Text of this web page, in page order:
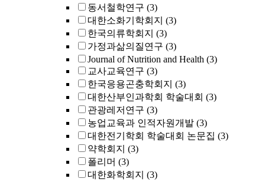
동서철학연구 (3)
대한소화기학회지 (3)
한국의류학회지 (3)
가정과삶의질연구 (3)
Journal of Nutrition and Health (3)
교사교육연구 (3)
한국응용곤충학회지 (3)
대한산부인과학회 학술대회 (3)
관광레저연구 (3)
농업교육과 인적자원개발 (3)
대한전기학회 학술대회 논문집 (3)
약학회지 (3)
폴리머 (3)
대한화학회지 (3)